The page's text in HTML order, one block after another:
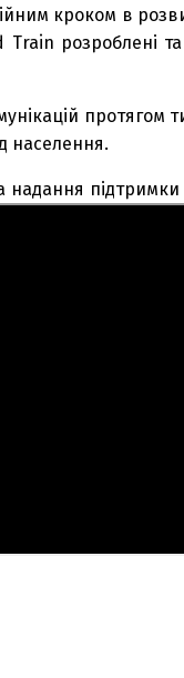
кроком в
розроблені
протягом
населення.
надання